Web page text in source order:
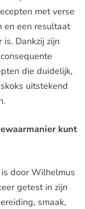
met verse
en een resultaat
Dankzij zijn
die duidelijk,
uitstekend
kunt
door Wilhelmus
getest in zijn
smaak,